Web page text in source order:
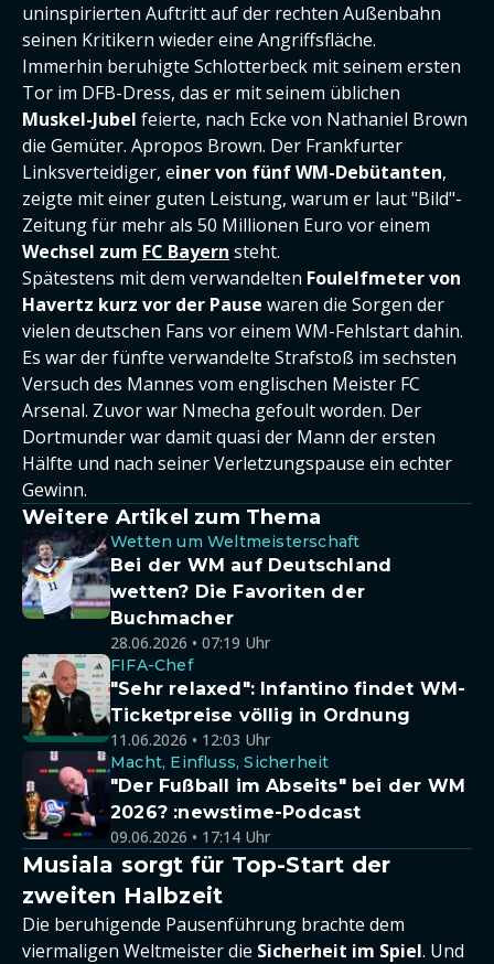
uninspirierten Auftritt auf der rechten Außenbahn
seinen Kritikern wieder eine Angriffsfläche.
Immerhin beruhigte Schlotterbeck mit seinem ersten
Tor im DFB-Dress, das er mit seinem üblichen
Muskel-Jubel feierte, nach Ecke von Nathaniel Brown
die Gemüter. Apropos Brown. Der Frankfurter
Linksverteidiger, einer von fünf WM-Debütanten,
zeigte mit einer guten Leistung, warum er laut "Bild"-
Zeitung für mehr als 50 Millionen Euro vor einem
Wechsel zum FC Bayern steht.
Spätestens mit dem verwandelten Foulelfmeter von
Havertz kurz vor der Pause waren die Sorgen der
vielen deutschen Fans vor einem WM-Fehlstart dahin.
Es war der fünfte verwandelte Strafstoß im sechsten
Versuch des Mannes vom englischen Meister FC
Arsenal. Zuvor war Nmecha gefoult worden. Der
Dortmunder war damit quasi der Mann der ersten
Hälfte und nach seiner Verletzungspause ein echter
Gewinn.
Weitere Artikel zum Thema
Wetten um Weltmeisterschaft
Bei der WM auf Deutschland
wetten? Die Favoriten der
Buchmacher
28.06.2026 • 07:19 Uhr
FIFA-Chef
"Sehr relaxed": Infantino findet WM-
Ticketpreise völlig in Ordnung
11.06.2026 • 12:03 Uhr
Macht, Einfluss, Sicherheit
"Der Fußball im Abseits" bei der WM
2026? :newstime-Podcast
09.06.2026 • 17:14 Uhr
Musiala sorgt für Top-Start der
zweiten Halbzeit
Die beruhigende Pausenführung brachte dem
viermaligen Weltmeister die Sicherheit im Spiel. Und